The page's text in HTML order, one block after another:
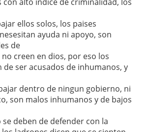
con alto indice de criminalidad, los
ellos solos, los paises
ayuda ni apoyo, son
de
creen en dios, por eso los
de ser acusados de inhumanos, y
dentro de ningun gobierno, ni
son malos inhumanos y de bajos
deben de defender con la